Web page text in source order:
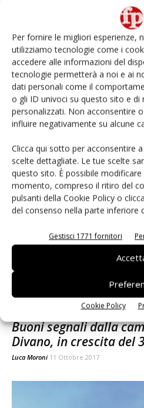
Per fornire le migliori esperienze,
utilizziamo tecnologie come i
accedere alle informazioni del
tecnologie permetterà a noi e ai
dati personali come il
o gli ID univoci su questo sito e di
personalizzati. Non acconsentire
influire negativamente su alcune
Clicca qui sotto per acconsentire
scelte dettagliate. Le tue scelte
questo sito. È possibile
momento, compreso il ritiro del
pulsanti della Cookie Policy o
del consenso nella parte inferiore
Gestisci 1771 fornitori
Cookie Policy
punti vendita Pam
Francesca Baccino 20 Dicembre 2017
Buoni segnali dalla
Divano, in crescita del
Luca Moroni 11 Ottobre 2017